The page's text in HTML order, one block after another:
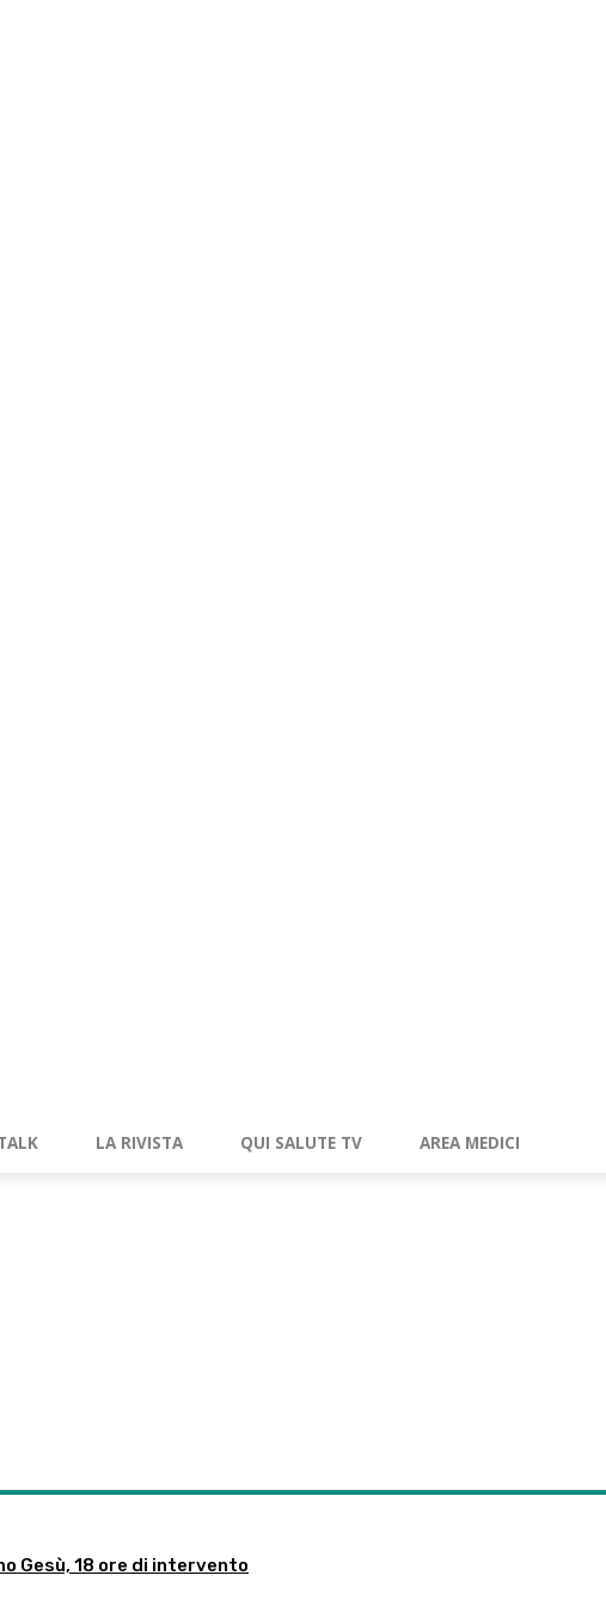
LA RIVISTA QUI SALUTE TV AREA MEDICI
Gesù, 18 ore di intervento